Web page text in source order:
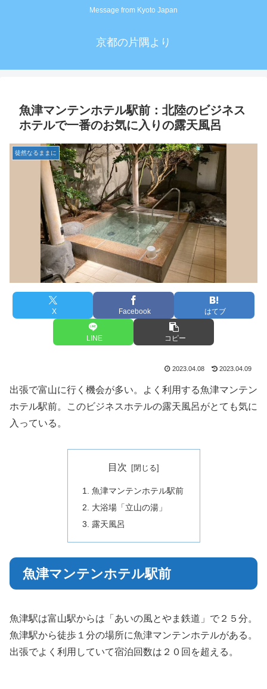
Message from Kyoto Japan
京都の片隅より
魚津マンテンホテル駅前：北陸のビジネス
ホテルで一番のお気に入りの露天風呂
徒然なるままに
X Facebook はてブ
LINE コピー
2023.04.08 2023.04.09
出張で富山に行く機会が多い。よく利用する魚津マンテン
ホテル駅前。このビジネスホテルの露天風呂がとても気に
入っている。
目次
魚津マンテンホテル駅前
大浴場「立山の湯」
露天風呂
魚津マンテンホテル駅前
魚津駅は富山駅からは「あいの風とやま鉄道」で２５分。
魚津駅から徒歩１分の場所に魚津マンテンホテルがある。
出張でよく利用していて宿泊回数は２０回を超える。